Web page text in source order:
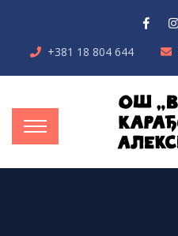
+381 18 804 644